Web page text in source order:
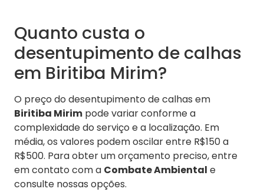
Quanto custa o
desentupimento de calhas
em Biritiba Mirim?
O preço do desentupimento de calhas em
Biritiba Mirim pode variar conforme a
complexidade do serviço e a localização. Em
média, os valores podem oscilar entre R$150 a
R$500. Para obter um orçamento preciso, entre
em contato com a Combate Ambiental e
consulte nossas opções.